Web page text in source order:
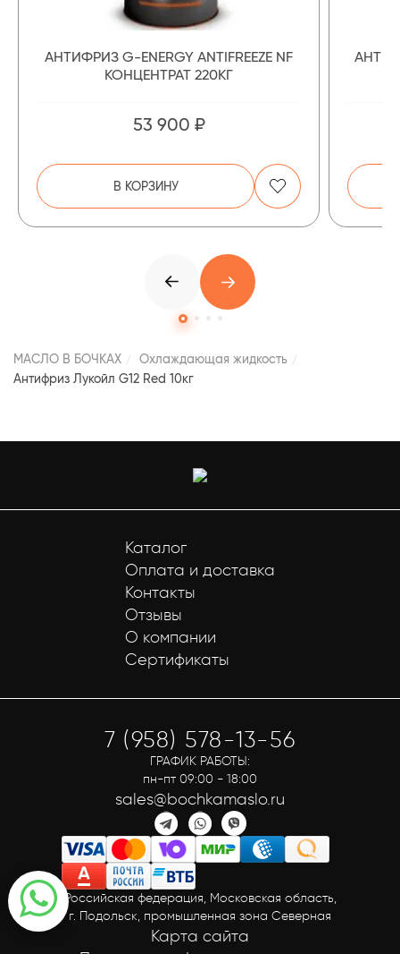
АНТИФРИЗ G-ENERGY ANTIFREEZE NF
КОНЦЕНТРАТ 220КГ
53 900 ₽
В КОРЗИНУ
МАСЛО В БОЧКАХ
Охлаждающая жидкость
Антифриз Лукойл G12 Red 10кг
Каталог
Оплата и доставка
Контакты
Отзывы
О компании
Сертификаты
Российская федерация, Московская область,
г. Подольск, промышленная зона Северная
Карта сайта
7 (958) 578-13-56
ГРАФИК РАБОТЫ:
пн-пт 09:00 - 18:00
sales@bochkamaslo.ru